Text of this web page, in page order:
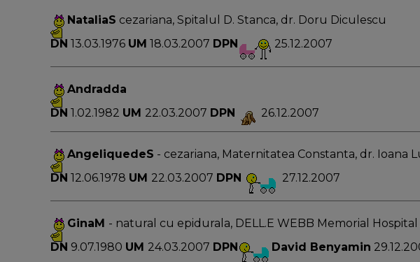
NataliaS cezariana, Spitalul D. Stanca, dr. Doru Diculescu
DN 13.03.1976 UM 18.03.2007 DPN 25.12.2007
Andradda
DN 1.02.1982 UM 22.03.2007 DPN 26.12.2007
AngeliquedeS - cezariana, Maternitatea Constanta, dr. Ioana
DN 12.06.1978 UM 22.03.2007 DPN 27.12.2007
GinaM - natural cu epidurala, DELL.E WEBB Memorial Hospital
DN 9.07.1980 UM 24.03.2007 DPN David Benyamin